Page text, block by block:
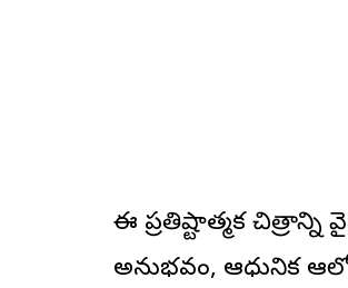
ఈ ప్రతిష్టాత్మక
అనుభవం, ఆధునిక